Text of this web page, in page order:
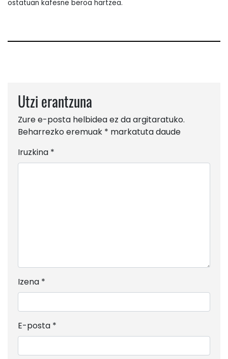
ostatuan kafesne beroa hartzea.
Utzi erantzuna
Zure e-posta helbidea ez da argitaratuko.
Beharrezko eremuak * markatuta daude
Iruzkina *
Izena *
E-posta *